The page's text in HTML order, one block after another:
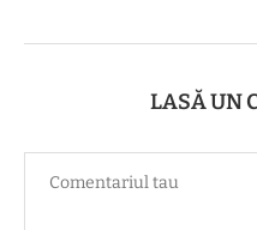
LASĂ UN